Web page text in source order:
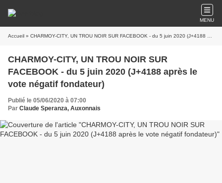
MENU
Accueil » CHARMOY-CITY, UN TROU NOIR SUR FACEBOOK - du 5 juin 2020 (J+4188 après le vote négatif fondateur)
CHARMOY-CITY, UN TROU NOIR SUR
FACEBOOK - du 5 juin 2020 (J+4188 après le
vote négatif fondateur)
Publié le 05/06/2020 à 07:00
Par Claude Speranza, Auxonnais